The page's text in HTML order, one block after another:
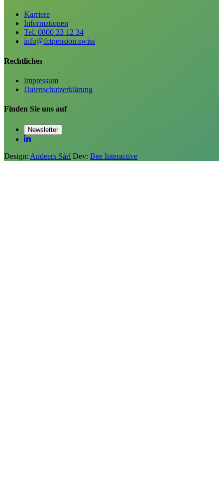
Karriere
Informationen
Tel. 0800 33 12 34
info@fctpension.swiss
Rechtliches
Impressum
Datenschutzerklärung
Finden Sie uns auf
Newsletter
Design: Andeers Sàrl Dev: Bee Interactive